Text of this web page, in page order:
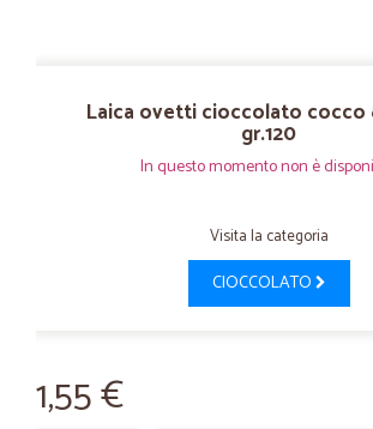
Laica ovetti cioccolato cocco
gr.120
In questo momento non è
Visita la categoria
CIOCCOLATO
1,55 €